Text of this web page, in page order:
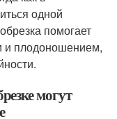
одной
помогает
и плодоношением,
могут